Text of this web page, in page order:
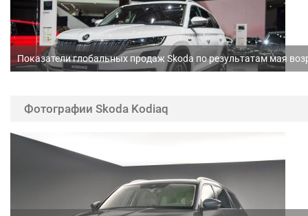
Показатели глобальных продаж Skoda по результатам мая
Фотографии Skoda Kodiaq